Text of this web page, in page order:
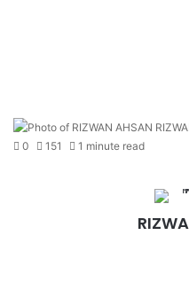
0
151 1 minute read